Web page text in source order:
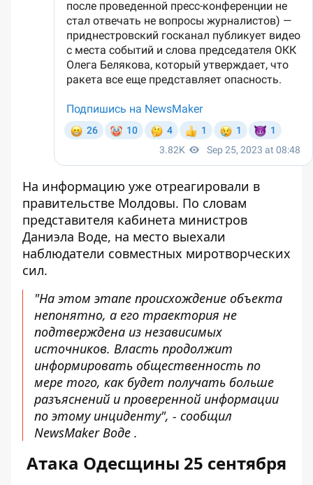
На информацию уже отреагировали в
правительстве Молдовы. По словам
представителя кабинета министров
Даниэла Воде, на место выехали
наблюдатели совместных миротворческих
сил.
"На этом этапе происхождение объекта
непонятно, а его траектория не
подтверждена из независимых
источников. Власть продолжит
информировать общественность по
мере того, как будет получать больше
разъяснений и проверенной информации
по этому инциденту", - сообщил
NewsMaker Воде .
Атака Одесщины 25 сентября